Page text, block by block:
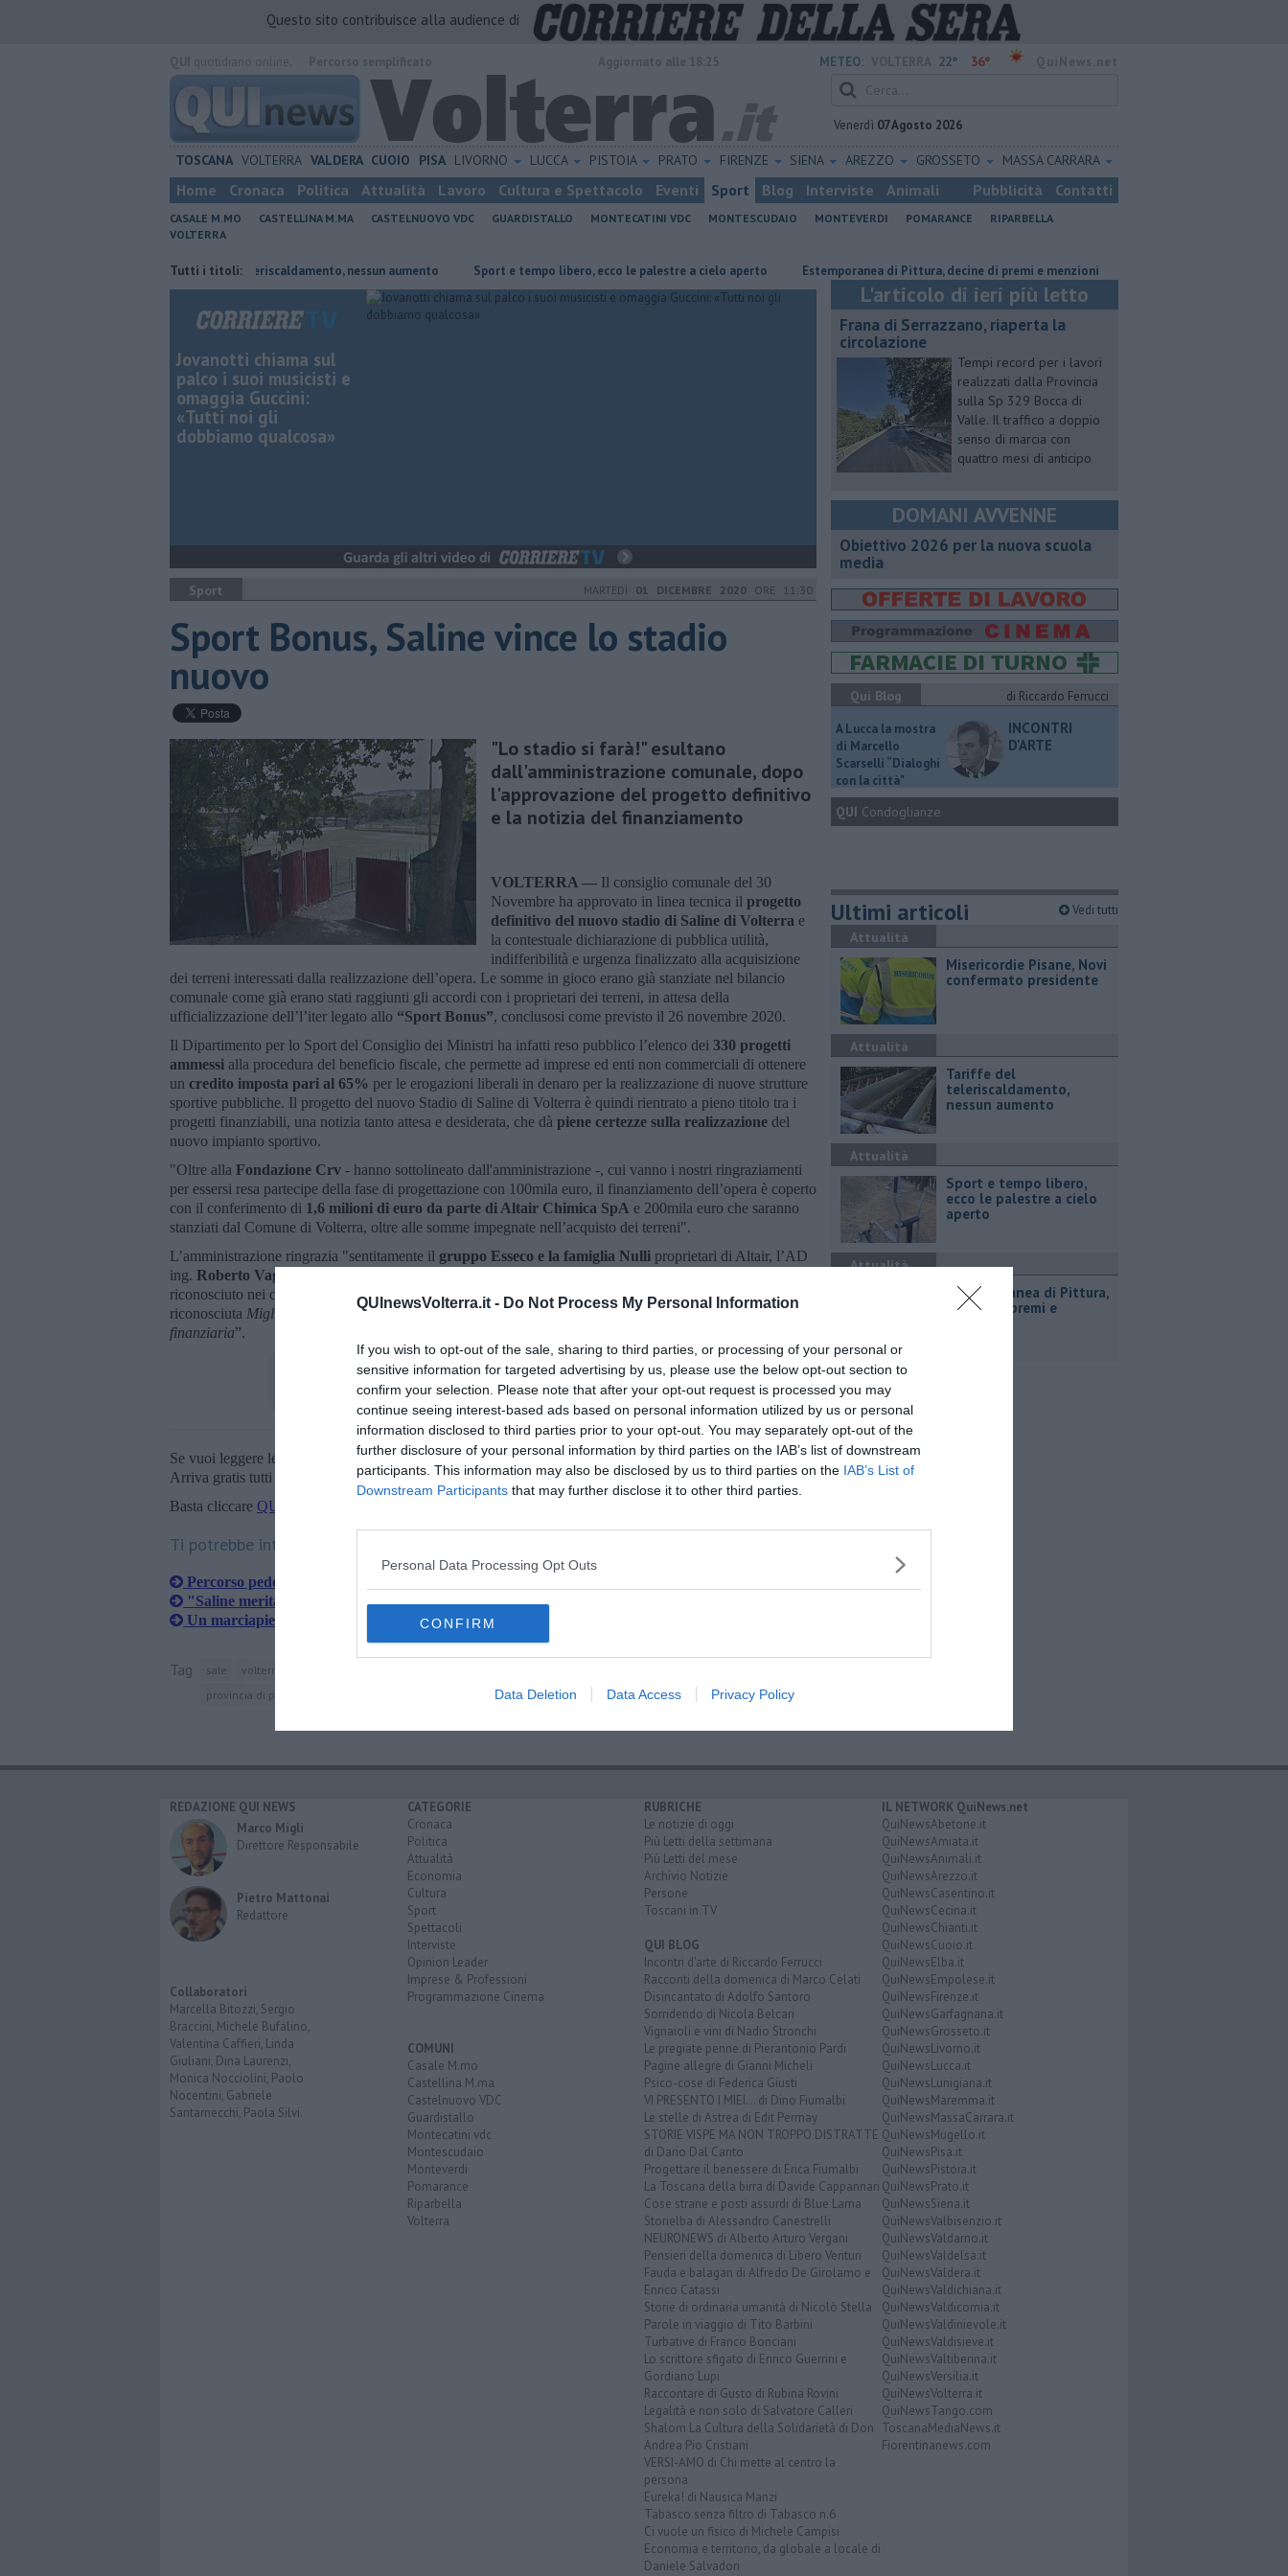
QUInewsVolterra.it - Do Not Process My Personal Information
If you wish to opt-out of the sale, sharing to third parties, or processing of your personal or
sensitive information for targeted advertising by us, please use the below opt-out section to
confirm your selection. Please note that after your opt-out request is processed you may
continue seeing interest-based ads based on personal information utilized by us or personal
information disclosed to third parties prior to your opt-out. You may separately opt-out of the
further disclosure of your personal information by third parties on the IAB’s list of downstream
participants. This information may also be disclosed by us to third parties on the IAB’s List of
Downstream Participants that may further disclose it to other third parties.
Personal Data Processing Opt Outs
CONFIRM
Data Deletion Data Access Privacy Policy
Questo sito contribuisce alla audience di
METEO: 22° 36°
Venerdì 07 Agosto 2026
TOSCANA VOLTERRA VALDERA CUOIO PISA LIVORNO LUCCA PISTOIA PRATO FIRENZE SIENA AREZZO GROSSETO MASSA CARRARA
Home Cronaca Politica Attualità Lavoro Cultura e Spettacolo Eventi Sport Blog Interviste Animali Pubblicità Contatti
CASALE M.MO CASTELLINA M.MA CASTELNUOVO VDC GUARDISTALLO MONTECATINI VDC MONTESCUDAIO MONTEVERDI POMARANCE
RIPARBELLA
VOLTERRA
Tutti i titoli:
Tariffe del teleriscaldamento, nessun aumento Sport e tempo libero, ecco le palestre a cielo aperto Estemporanea di Pittura, decine di premi e menzioni Misericordie Pisane, Novi
Jovanotti chiama sul
palco i suoi musicisti e
omaggia Guccini:
«Tutti noi gli
dobbiamo qualcosa»
Sport MARTEDÌ 01 DICEMBRE 2020 ORE 11:30
Sport Bonus, Saline vince lo stadio
nuovo
"Lo stadio si farà!" esultano
dall'amministrazione comunale, dopo
l'approvazione del progetto definitivo
e la notizia del finanziamento
VOLTERRA — Il consiglio comunale del 30
Novembre ha approvato in linea tecnica il progetto
definitivo del nuovo stadio di Saline di Volterra e
la contestuale dichiarazione di pubblica utilità,
indifferibilità e urgenza finalizzato alla acquisizione
dei terreni interessati dalla realizzazione dell’opera. Le somme in gioco erano già stanziate nel bilancio
comunale come già erano stati raggiunti gli accordi con i proprietari dei terreni, in attesa della
ufficializzazione dell’l’iter legato allo “Sport Bonus”, conclusosi come previsto il 26 novembre 2020.
Il Dipartimento per lo Sport del Consiglio dei Ministri ha infatti reso pubblico l’elenco dei 330 progetti
ammessi alla procedura del beneficio fiscale, che permette ad imprese ed enti non commerciali di ottenere
un credito imposta pari al 65% per le erogazioni liberali in denaro per la realizzazione di nuove strutture
sportive pubbliche. Il progetto del nuovo Stadio di Saline di Volterra è quindi rientrato a pieno titolo tra i
progetti finanziabili, una notizia tanto attesa e desiderata, che dà piene certezze sulla realizzazione del
nuovo impianto sportivo.
"Oltre alla Fondazione Crv - hanno sottolineato dall'amministrazione -, cui vanno i nostri ringraziamenti
per essersi resa partecipe della fase di progettazione con 100mila euro, il finanziamento dell’opera è coperto
con il conferimento di 1,6 milioni di euro da parte di Altair Chimica SpA e 200mila euro che saranno
stanziati dal Comune di Volterra, oltre alle somme impegnate nell’acquisto dei terreni".
L’amministrazione ringrazia "sentitamente il gruppo Esseco e la famiglia Nulli proprietari di Altair, l’AD
ing. Roberto Vagheggi
riconosciuto nei confronti del territorio e su cui Altair ha costruito il proprio successo tanto da essere
riconosciuta Miglior Grande Impresa della Provincia di Pisa per performance gestionale ed affidabilità
finanziaria”.
Se vuoi leggere le notizie principali della Toscana iscriviti allaNewsletter QUInews - ToscanaMedia.
Arriva gratis tutti i giorni alle 20:00 direttamente nella tua casella di posta.
Basta cliccare QUI
Ti potrebbe interessare anche:
Percorso pedonale a Saline, altro sì al progetto
"Saline merita un nuovo stadio"
Un marciapiede nuovo in via Borgo Lisci
Tag sale volterra
provincia di pisa
L'articolo di ieri più letto
Frana di Serrazzano, riaperta la
circolazione
Tempi record per i lavori
realizzati dalla Provincia
sulla Sp 329 Bocca di
Valle. Il traffico a doppio
senso di marcia con
quattro mesi di anticipo
DOMANI AVVENNE
Obiettivo 2026 per la nuova scuola
media
Qui Blog
di Riccardo Ferrucci
A Lucca la mostra
di Marcello
Scarselli “Dialoghi
con la città"
INCONTRI
D'ARTE
QUI Condoglianze
Ultimi articoli Vedi tutti
Attualità
Misericordie Pisane, Novi
confermato presidente
Attualità
Tariffe del
teleriscaldamento,
nessun aumento
Attualità
Sport e tempo libero,
ecco le palestre a cielo
aperto
Attualità
Estemporanea di Pittura,
decine di premi e
REDAZIONE QUI NEWS
Marco Migli
Direttore Responsabile
Pietro Mattonai
Redattore
Collaboratori
Marcella Bitozzi, Sergio
Braccini, Michele Bufalino,
Valentina Caffieri, Linda
Giuliani, Dina Laurenzi,
Monica Nocciolini, Paolo
Nocentini, Gabriele
Santarnecchi, Paola Silvi.
CATEGORIE
Cronaca
Politica
Attualità
Economia
Cultura
Sport
Spettacoli
Interviste
Opinion Leader
Imprese & Professioni
Programmazione Cinema
COMUNI
Casale M.mo
Castellina M.ma
Castelnuovo VDC
Guardistallo
Montecatini vdc
Montescudaio
Monteverdi
Pomarance
Riparbella
Volterra
RUBRICHE
Le notizie di oggi
Più Letti della settimana
Più Letti del mese
Archivio Notizie
Persone
Toscani in TV
QUI BLOG
Incontri d'arte di Riccardo Ferrucci
Racconti della domenica di Marco Celati
Disincantato di Adolfo Santoro
Sorridendo di Nicola Belcari
Vignaioli e vini di Nadio Stronchi
Le pregiate penne di Pierantonio Pardi
Pagine allegre di Gianni Micheli
Psico-cose di Federica Giusti
VI PRESENTO I MIEI... di Dino Fiumalbi
Le stelle di Astrea di Edit Permay
STORIE VISPE MA NON TROPPO DISTRATTE
di Dario Dal Canto
Progettare il benessere di Erica Fiumalbi
La Toscana della birra di Davide Cappannari
Cose strane e posti assurdi di Blue Lama
Storielba di Alessandro Canestrelli
NEURONEWS di Alberto Arturo Vergani
Pensieri della domenica di Libero Venturi
Fauda e balagan di Alfredo De Girolamo e
Enrico Catassi
Storie di ordinaria umanità di Nicolò Stella
Parole in viaggio di Tito Barbini
Turbative di Franco Bonciani
Lo scrittore sfigato di Enrico Guerrini e
Gordiano Lupi
Raccontare di Gusto di Rubina Rovini
Legalità e non solo di Salvatore Calleri
Shalom La Cultura della Solidarietà di Don
Andrea Pio Cristiani
VERSI-AMO di Chi mette al centro la
persona
Eureka! di Nausica Manzi
Tabasco senza filtro di Tabasco n.6
Ci vuole un fisico di Michele Campisi
Economia e territorio, da globale a locale di
Daniele Salvadori
IL NETWORK QuiNews.net
QuiNewsAbetone.it
QuiNewsAmiata.it
QuiNewsAnimali.it
QuiNewsArezzo.it
QuiNewsCasentino.it
QuiNewsCecina.it
QuiNewsChianti.it
QuiNewsCuoio.it
QuiNewsElba.it
QuiNewsEmpolese.it
QuiNewsFirenze.it
QuiNewsGarfagnana.it
QuiNewsGrosseto.it
QuiNewsLivorno.it
QuiNewsLucca.it
QuiNewsLunigiana.it
QuiNewsMaremma.it
QuiNewsMassaCarrara.it
QuiNewsMugello.it
QuiNewsPisa.it
QuiNewsPistoia.it
QuiNewsPrato.it
QuiNewsSiena.it
QuiNewsValbisenzio.it
QuiNewsValdarno.it
QuiNewsValdelsa.it
QuiNewsValdera.it
QuiNewsValdichiana.it
QuiNewsValdicornia.it
QuiNewsValdinievole.it
QuiNewsValdisieve.it
QuiNewsValtiberina.it
QuiNewsVersilia.it
QuiNewsVolterra.it
QuiNewsTango.com
ToscanaMediaNews.it
Fiorentinanews.com